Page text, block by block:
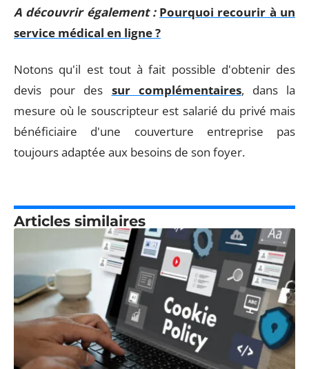
A découvrir également : Pourquoi recourir à un
service médical en ligne ?
Notons qu'il est tout à fait possible d'obtenir des
devis pour des sur complémentaires, dans la
mesure où le souscripteur est salarié du privé mais
bénéficiaire d'une couverture entreprise pas
toujours adaptée aux besoins de son foyer.
Articles similaires